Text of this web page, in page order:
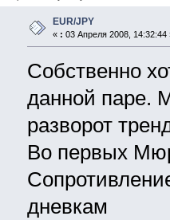
EUR/JPY
« : 03 Апреля 2008, 14:32:44
Собственно
данной паре.
разворот
Во первых
дневкам